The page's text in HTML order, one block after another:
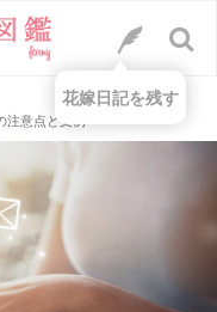
注意点と文例
花嫁日記を残す